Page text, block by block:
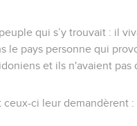
qui s’y trouvait : il
le pays personne qui
et ils n'avaient pas
ceux-ci leur demandèrent